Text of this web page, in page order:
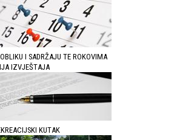
I SADRŽAJU TE ROKOVIMA
IZVJEŠTAJA
KUTAK